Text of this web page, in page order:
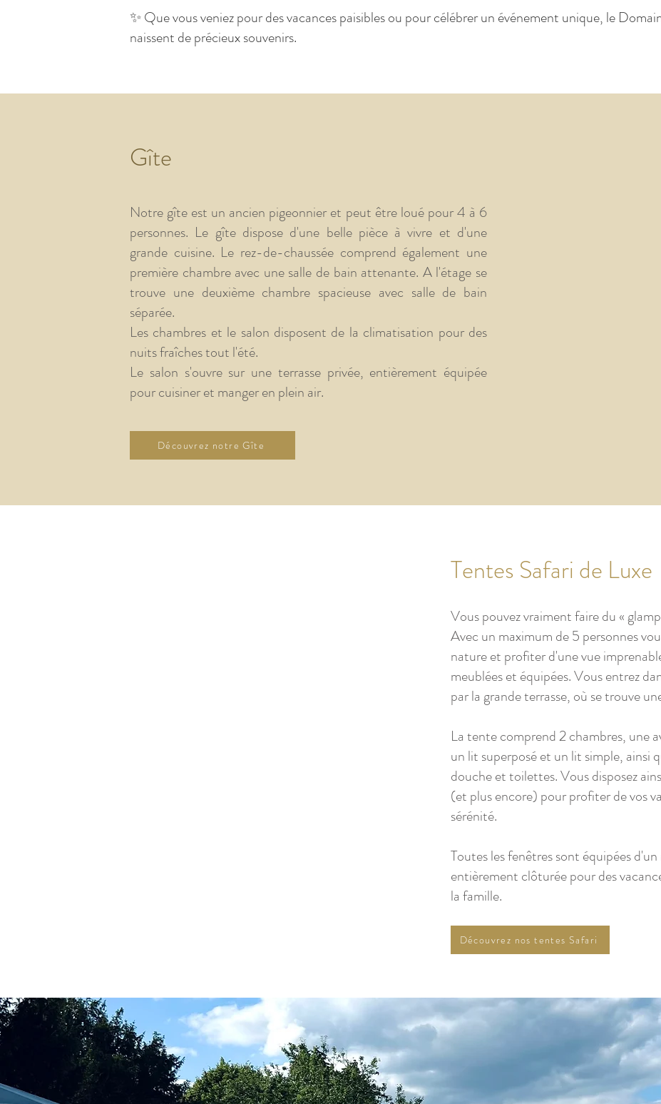
✨ Que vous veniez pour des vacances paisibles ou pour célébrer un événement unique, le
naissent de précieux souvenirs.
Gîte
Notre gîte est un ancien pigeonnier et peut être loué pour 4 à 6
personnes. Le gîte dispose d'une belle pièce à vivre et d'une
grande cuisine. Le rez-de-chaussée comprend également une
première chambre avec une salle de bain attenante. A l'étage se
trouve une deuxième chambre spacieuse avec salle de bain
séparée.
Les chambres et le salon disposent de la climatisation pour des
nuits fraîches tout l'été.
Le salon s'ouvre sur une terrasse privée, entièrement équipée
pour cuisiner et manger en plein air.
Découvrez notre Gîte
Tentes Safari de Luxe
Vous pouvez vraiment faire du «
Avec un maximum de 5 personnes
nature et profiter d'une vue
meublées et équipées. Vous entrez
par la grande terrasse, où se trouve
La tente comprend 2 chambres, une
un lit superposé et un lit simple, ainsi
douche et toilettes. Vous disposez
(et plus encore) pour profiter de vos
sérénité.
Toutes les fenêtres sont équipées
entièrement clôturée pour des
la famille.
Découvrez nos tentes Safari